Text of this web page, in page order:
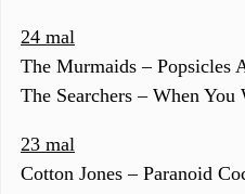
24 mal
The Murmaids – Popsicles
The Searchers – When
23 mal
Cotton Jones – Paranoid